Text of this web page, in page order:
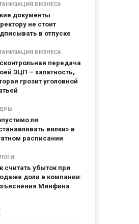
БИЗНЕСА
документы
не стоит
в отпуске
БИЗНЕСА
передача
ЭЦП – халатность,
грозит уголовной
ли
вилки» в
расписании
считать убыток при
доли в компании:
Минфина